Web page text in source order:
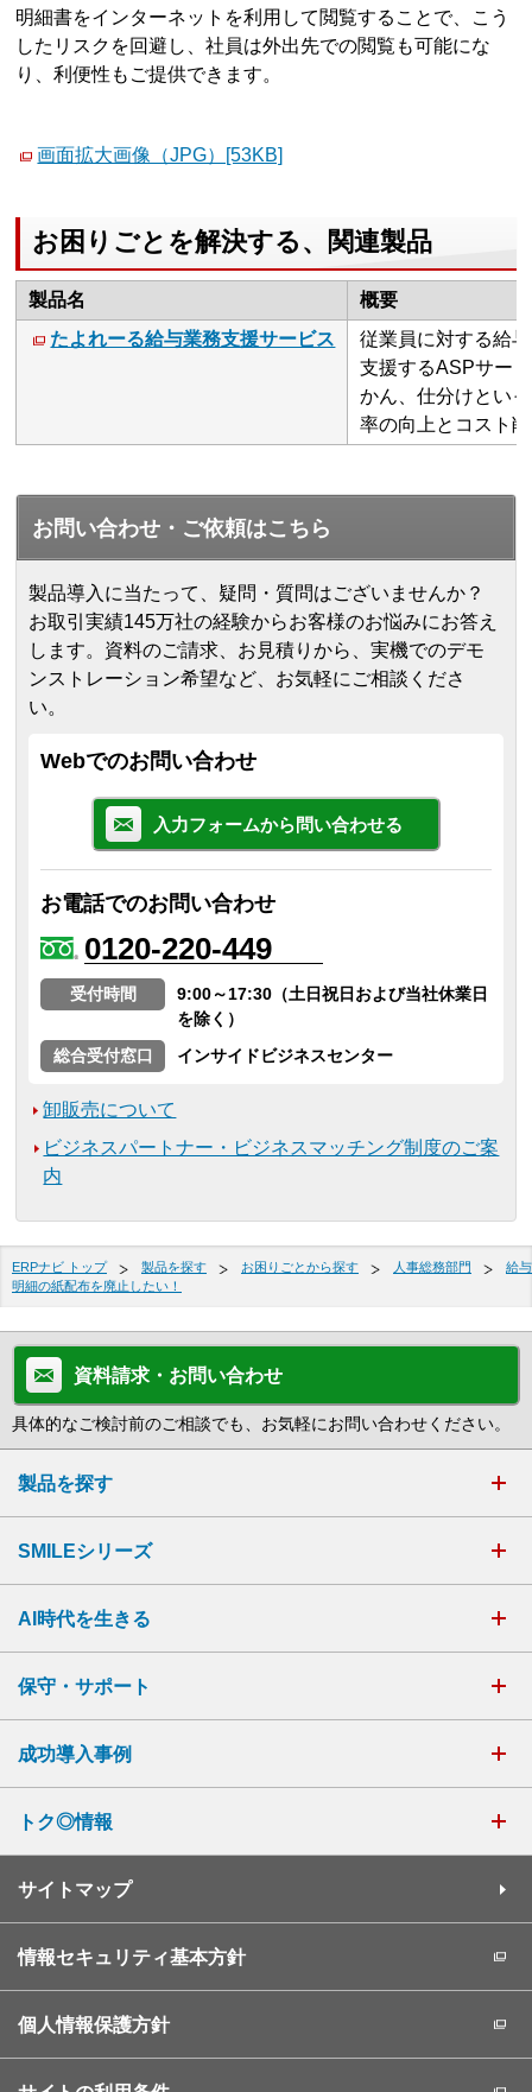
明細書をインターネットを利用して閲覧することで、こう
したリスクを回避し、社員は外出先での閲覧も可能にな
り、利便性もご提供できます。
画面拡大画像（JPG）[53KB]
お困りごとを解決する、関連製品
製品名
概要
たよれーる給与業務支援サービス
従業員に対する給
支援するASPサー
かん、仕分けとい
率の向上とコスト
お問い合わせ・ご依頼はこちら
製品導入に当たって、疑問・質問はございませんか？
お取引実績145万社の経験からお客様のお悩みにお答え
します。 資料のご請求、お見積りから、実機でのデモ
ンストレーション希望など、お気軽にご相談くださ
い。
Webでのお問い合わせ
入力フォームから問い合わせる
お電話でのお問い合わせ
0120-220-449
受付時間
9:00～17:30（土日祝日および当社休業日
を除く）
総合受付窓口
インサイドビジネスセンター
卸販売について
ビジネスパートナー・ビジネスマッチング制度のご案
内
ERPナビ トップ 製品を探す お困りごとから探す 人事総務部門
給与
明細の紙配布を廃止したい！
資料請求・お問い合わせ
具体的なご検討前のご相談でも、お気軽にお問い合わせください。
製品を探す
SMILEシリーズ
AI時代を生きる
保守・サポート
成功導入事例
トク◎情報
サイトマップ
情報セキュリティ基本方針
個人情報保護方針